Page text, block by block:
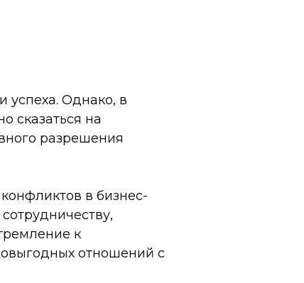
успеха. Однако, в
сказаться на
разрешения
в бизнес-
к
отношений с